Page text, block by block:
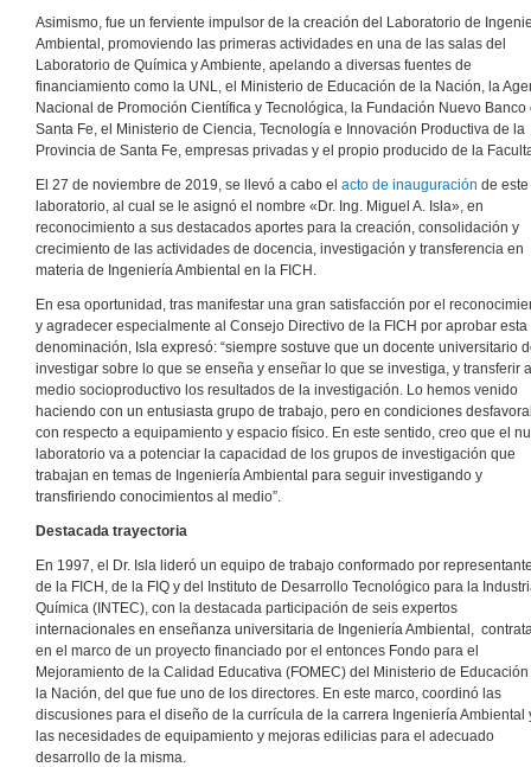
Asimismo, fue un ferviente impulsor de la creación del Laboratorio de
Ambiental, promoviendo las primeras actividades en una de las salas del
Laboratorio de Química y Ambiente, apelando a diversas fuentes de
financiamiento como la UNL, el Ministerio de Educación de la Nación, la
Nacional de Promoción Científica y Tecnológica, la Fundación Nuevo Banco
Santa Fe, el Ministerio de Ciencia, Tecnología e Innovación Productiva de la
Provincia de Santa Fe, empresas privadas y el propio producido de la
El 27 de noviembre de 2019, se llevó a cabo el acto de inauguración de este
laboratorio, al cual se le asignó el nombre «Dr. Ing. Miguel A. Isla», en
reconocimiento a sus destacados aportes para la creación, consolidación y
crecimiento de las actividades de docencia, investigación y transferencia en
materia de Ingeniería Ambiental en la FICH.
En esa oportunidad, tras manifestar una gran satisfacción por el
y agradecer especialmente al Consejo Directivo de la FICH por aprobar esta
denominación, Isla expresó: “siempre sostuve que un docente universitario
investigar sobre lo que se enseña y enseñar lo que se investiga, y transferir
medio socioproductivo los resultados de la investigación. Lo hemos venido
haciendo con un entusiasta grupo de trabajo, pero en condiciones
con respecto a equipamiento y espacio físico. En este sentido, creo que el
laboratorio va a potenciar la capacidad de los grupos de investigación que
trabajan en temas de Ingeniería Ambiental para seguir investigando y
transfiriendo conocimientos al medio”.
Destacada trayectoria
En 1997, el Dr. Isla lideró un equipo de trabajo conformado por
de la FICH, de la FIQ y del Instituto de Desarrollo Tecnológico para la
Química (INTEC), con la destacada participación de seis expertos
internacionales en enseñanza universitaria de Ingeniería Ambiental,
en el marco de un proyecto financiado por el entonces Fondo para el
Mejoramiento de la Calidad Educativa (FOMEC) del Ministerio de
la Nación, del que fue uno de los directores. En este marco, coordinó las
discusiones para el diseño de la currícula de la carrera Ingeniería Ambiental
las necesidades de equipamiento y mejoras edilicias para el adecuado
desarrollo de la misma.